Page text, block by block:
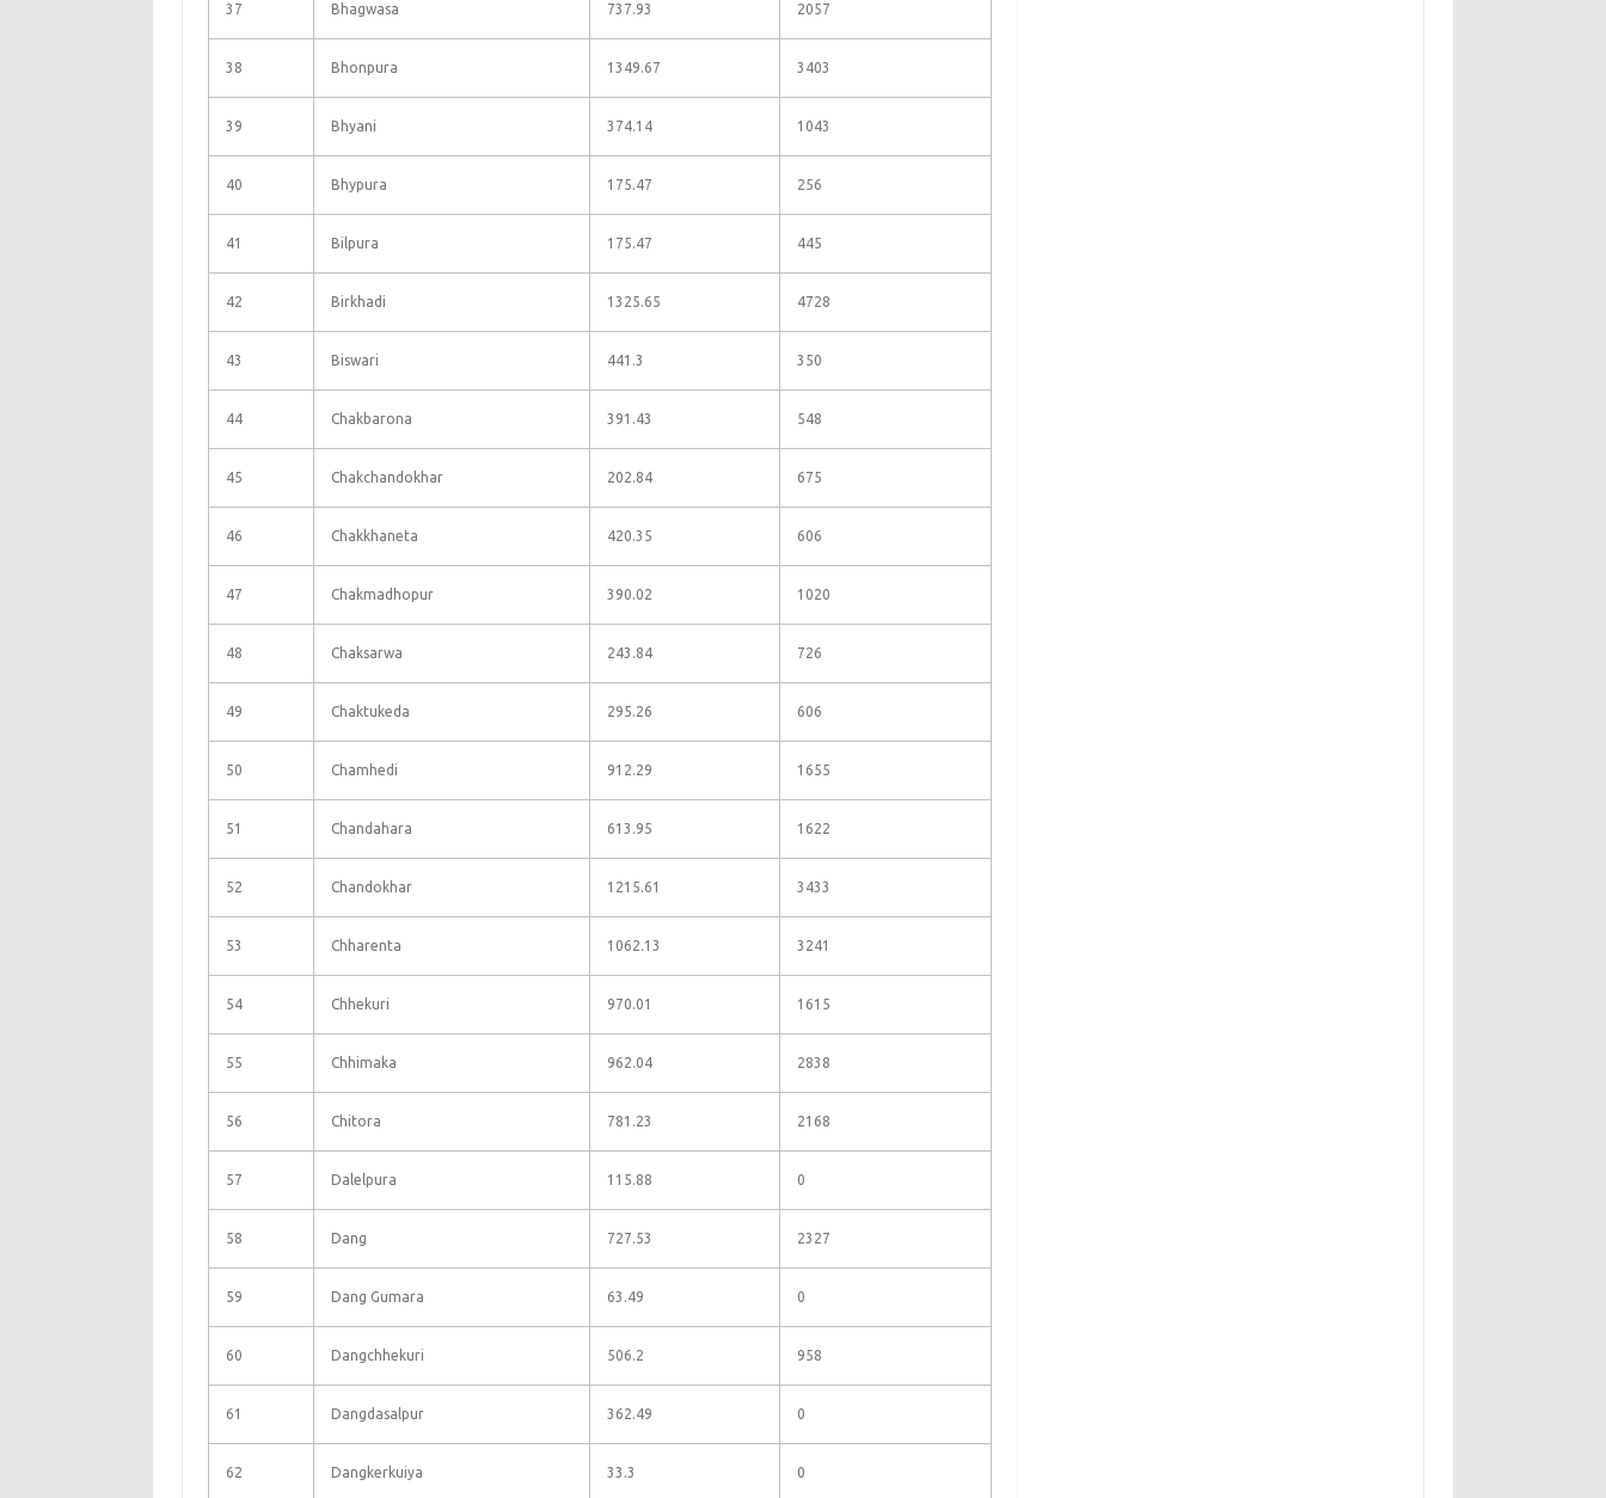
37 Bhagwasa 737.93 2057
38 Bhonpura 1349.67 3403
39 Bhyani 374.14 1043
40 Bhypura 175.47 256
41 Bilpura 175.47 445
42 Birkhadi 1325.65 4728
43 Biswari 441.3 350
44 Chakbarona 391.43 548
45 Chakchandokhar 202.84 675
46 Chakkhaneta 420.35 606
47 Chakmadhopur 390.02 1020
48 Chaksarwa 243.84 726
49 Chaktukeda 295.26 606
50 Chamhedi 912.29 1655
51 Chandahara 613.95 1622
52 Chandokhar 1215.61 3433
53 Chharenta 1062.13 3241
54 Chhekuri 970.01 1615
55 Chhimaka 962.04 2838
56 Chitora 781.23 2168
57 Dalelpura 115.88 0
58 Dang 727.53 2327
59 Dang Gumara 63.49 0
60 Dangchhekuri 506.2 958
61 Dangdasalpur 362.49 0
62 Dangkerkuiya 33.3 0